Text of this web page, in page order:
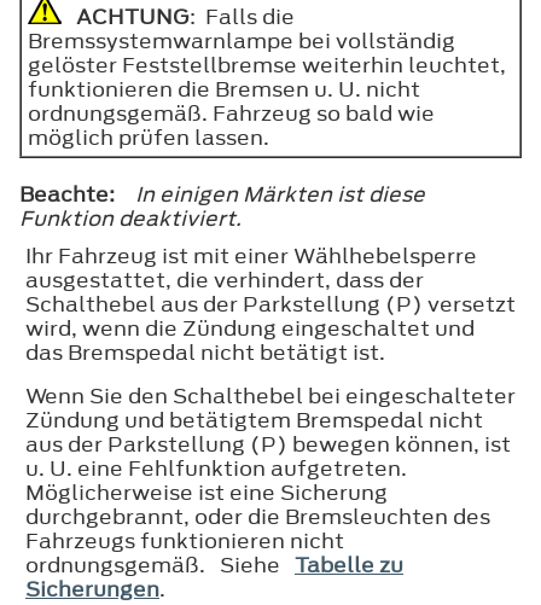
ACHTUNG: Falls die
Bremssystemwarnlampe bei vollständig
gelöster Feststellbremse weiterhin leuchtet,
funktionieren die Bremsen u. U. nicht
ordnungsgemäß. Fahrzeug so bald wie
möglich prüfen lassen.
Beachte:
In einigen Märkten ist diese
Funktion deaktiviert.
Ihr Fahrzeug ist mit einer Wählhebelsperre
ausgestattet, die verhindert, dass der
Schalthebel aus der Parkstellung (P) versetzt
wird, wenn die Zündung eingeschaltet und
das Bremspedal nicht betätigt ist.
Wenn Sie den Schalthebel bei eingeschalteter
Zündung und betätigtem Bremspedal nicht
aus der Parkstellung (P) bewegen können, ist
u. U. eine Fehlfunktion aufgetreten.
Möglicherweise ist eine Sicherung
durchgebrannt, oder die Bremsleuchten des
Fahrzeugs funktionieren nicht
ordnungsgemäß. Siehe Tabelle zu
Sicherungen.